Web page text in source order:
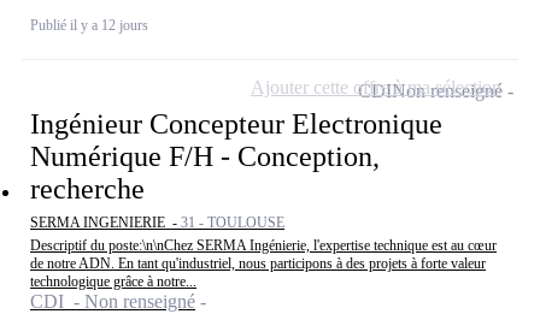
Publié il y a 12 jours
Ingénieur Concepteur Electronique
Numérique F/H - Conception,
recherche
SERMA INGENIERIE - 31 - TOULOUSE
Descriptif du poste:\n\nChez SERMA Ingénierie, l'expertise technique est au cœur
de notre ADN. En tant qu'industriel, nous participons à des projets à forte valeur
technologique grâce à notre...
CDI - Non renseigné
CDINon renseigné
Ajouter cette offre à ma sélection